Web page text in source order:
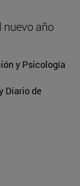
nuevo año
y Psicología
Diario de